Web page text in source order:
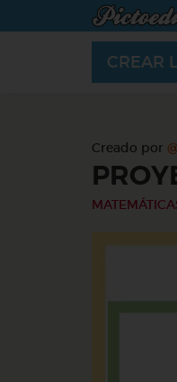
CREAR
Creado por